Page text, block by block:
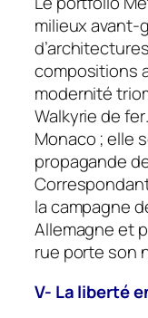
milieux avant-
compositions
modernité
Walkyrie de fer
Monaco ; elle
propagande
la campagne
Allemagne et
rue porte son
V- La liberté